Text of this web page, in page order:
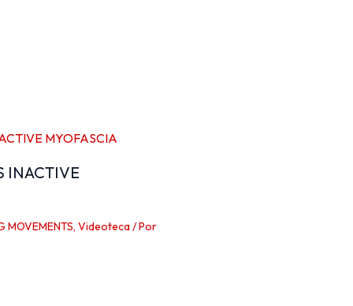
INACTIVE
MOVEMENTS, Videoteca/ Por